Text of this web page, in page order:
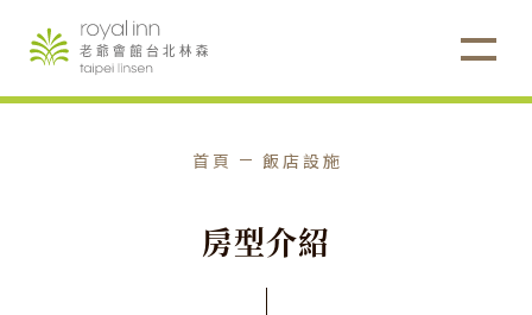
首頁 飯店設施
房型介紹